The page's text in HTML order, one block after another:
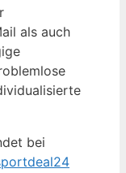
als auch
bei